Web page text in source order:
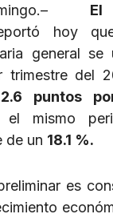
hoy
general se
trimestre del
2.6 puntos
el mismo
de un 18.1 %.
es